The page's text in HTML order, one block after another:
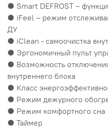
● Smart DEFROST –
● iFeel – режим
ДУ
● iClean - cамоочистка
● Эргономичный пульт
● Возможность
внутреннего блока
● Класс
● Режим дежурного
● Режим комфортного сна
● Таймер